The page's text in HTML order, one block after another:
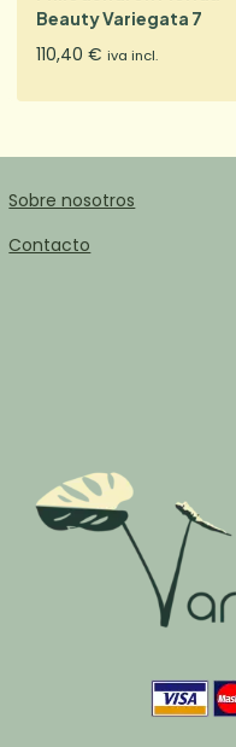
Beauty Variegata 7
110,40€ iva incl.
Sobre nosotros
Contacto